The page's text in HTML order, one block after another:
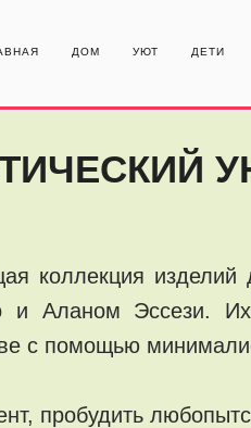
ДОМ УЮТ ДЕТИ
коллекция
Аланом Эссези.
с помощью
пробудить